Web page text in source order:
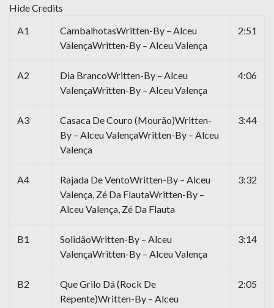
Hide Credits
A1
CambalhotasWritten-By – Alceu
ValençaWritten-By – Alceu Valença
2:51
A2
Dia BrancoWritten-By – Alceu
ValençaWritten-By – Alceu Valença
4:06
A3
Casaca De Couro (Mourão)Written-
By – Alceu ValençaWritten-By – Alceu
Valença
3:44
A4
Rajada De VentoWritten-By – Alceu
Valença, Zé Da FlautaWritten-By –
Alceu Valença, Zé Da Flauta
3:32
B1
SolidãoWritten-By – Alceu
ValençaWritten-By – Alceu Valença
3:14
B2
Que Grilo Dá (Rock De
Repente)Written-By – Alceu
2:05